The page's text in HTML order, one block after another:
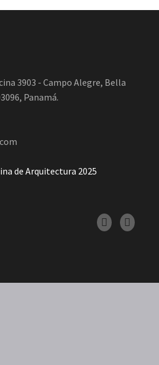
3903 - Campo Alegre, Bella
Panamá.
de Arquitectura 2025